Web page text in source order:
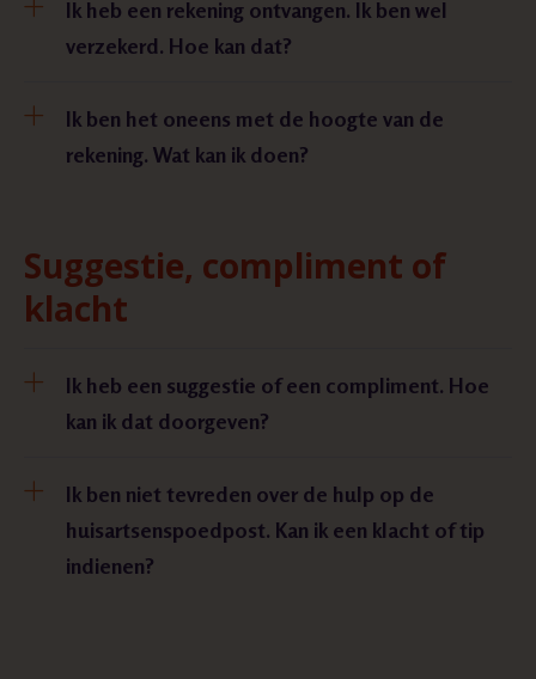
Ik heb een rekening ontvangen. Ik ben wel
verzekerd. Hoe kan dat?
Ik ben het oneens met de hoogte van de
rekening. Wat kan ik doen?
Suggestie, compliment of
klacht
Ik heb een suggestie of een compliment. Hoe
kan ik dat doorgeven?
Ik ben niet tevreden over de hulp op de
huisartsenspoedpost. Kan ik een klacht of tip
indienen?